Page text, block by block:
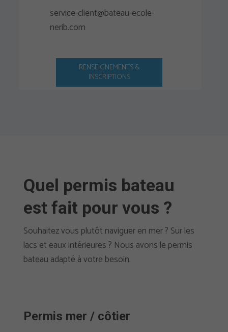
service-client@bateau-ecole-
nerib.com
RENSEIGNEMENTS &
INSCRIPTIONS
Quel permis bateau
est fait pour vous ?
Souhaitez vous plutôt naviguer en mer ? Sur les
lacs et eaux intérieures ? Nous avons le permis
bateau adapté à votre besoin.
Permis mer / côtier